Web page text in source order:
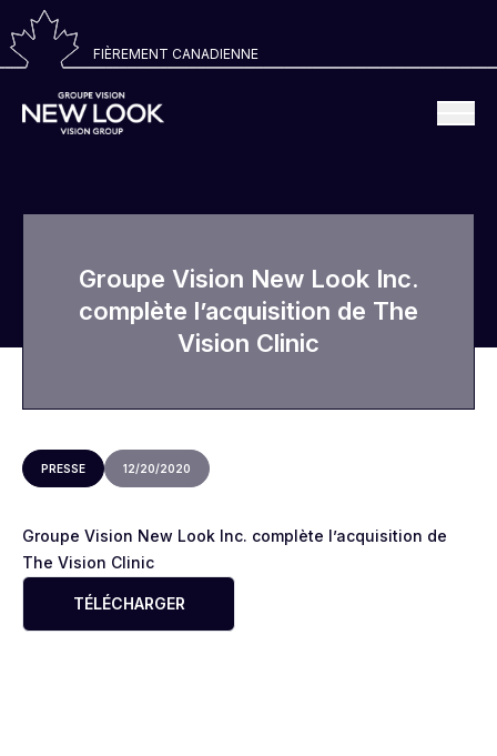
FIÈREMENT CANADIENNE
Groupe Vision New Look Inc.
complète l’acquisition de The
Vision Clinic
PRESSE 12/20/2020
Groupe Vision New Look Inc. complète l’acquisition de
The Vision Clinic
TÉLÉCHARGER